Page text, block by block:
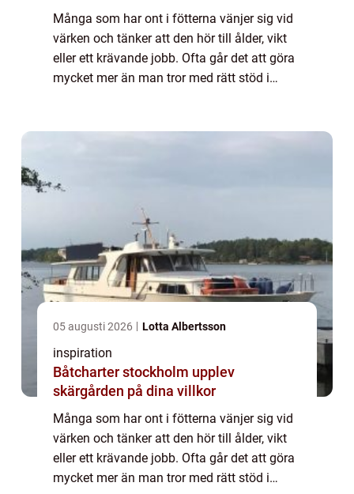
Många som har ont i fötterna vänjer sig vid
värken och tänker att den hör till ålder, vikt
eller ett krävande jobb. Ofta går det att göra
mycket mer än man tror med rätt stöd i
05 augusti 2026 Lotta Albertsson
inspiration
Båtcharter stockholm upplev
skärgården på dina villkor
Många som har ont i fötterna vänjer sig vid
värken och tänker att den hör till ålder, vikt
eller ett krävande jobb. Ofta går det att göra
mycket mer än man tror med rätt stöd i